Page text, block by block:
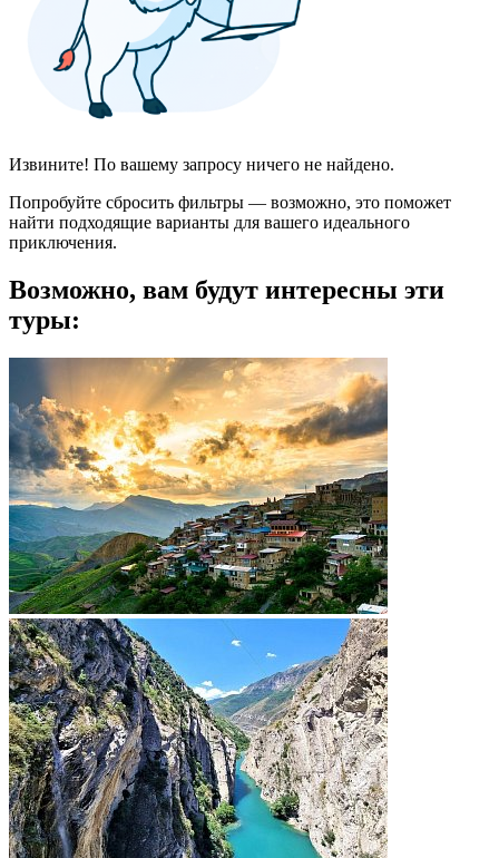
Извините! По вашему запросу ничего не найдено.
Попробуйте сбросить фильтры — возможно, это поможет
найти подходящие варианты для вашего идеального
приключения.
Возможно, вам будут интересны эти
туры: